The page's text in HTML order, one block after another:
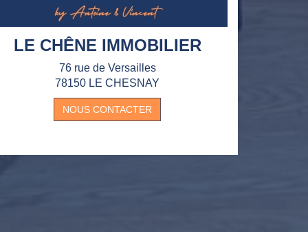
LE CHÊNE IMMOBILIER
76 rue de Versailles
78150 LE CHESNAY
NOUS CONTACTER